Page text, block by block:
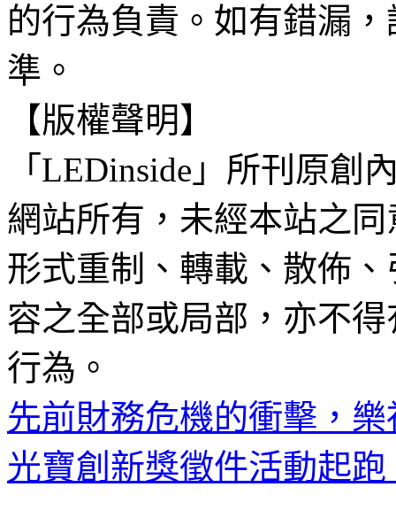
的行為負責。如有錯漏
準。
【版權聲明】
「LEDinside」所刊原創
網站所有，未經本站之
形式重制、轉載、散佈
容之全部或局部，亦不
行為。
先前財務危機的衝擊，
光寶創新獎徵件活動起